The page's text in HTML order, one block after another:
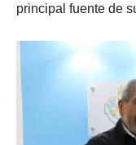
principal fuente de